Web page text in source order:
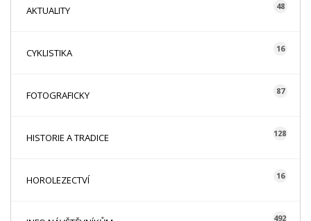
AKTUALITY 48
CYKLISTIKA 16
FOTOGRAFICKY 87
HISTORIE A TRADICE 128
HOROLEZECTVÍ 16
492